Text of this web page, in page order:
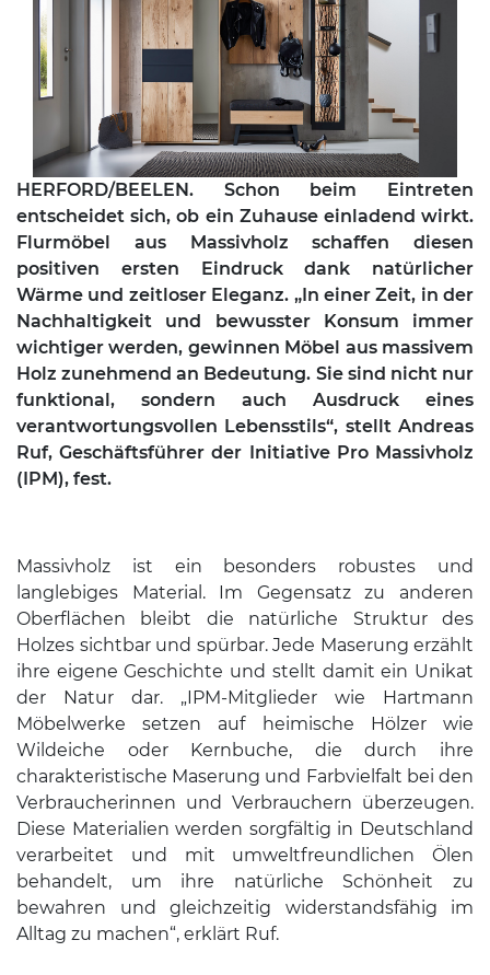
HERFORD/BEELEN. Schon beim Eintreten
entscheidet sich, ob ein Zuhause einladend wirkt.
Flurmöbel aus Massivholz schaffen diesen
positiven ersten Eindruck dank natürlicher
Wärme und zeitloser Eleganz. „In einer Zeit, in der
Nachhaltigkeit und bewusster Konsum immer
wichtiger werden, gewinnen Möbel aus massivem
Holz zunehmend an Bedeutung. Sie sind nicht nur
funktional, sondern auch Ausdruck eines
verantwortungsvollen Lebensstils“, stellt Andreas
Ruf, Geschäftsführer der Initiative Pro Massivholz
(IPM), fest.
Massivholz ist ein besonders robustes und
langlebiges Material. Im Gegensatz zu anderen
Oberflächen bleibt die natürliche Struktur des
Holzes sichtbar und spürbar. Jede Maserung erzählt
ihre eigene Geschichte und stellt damit ein Unikat
der Natur dar. „IPM-Mitglieder wie Hartmann
Möbelwerke setzen auf heimische Hölzer wie
Wildeiche oder Kernbuche, die durch ihre
charakteristische Maserung und Farbvielfalt bei den
Verbraucherinnen und Verbrauchern überzeugen.
Diese Materialien werden sorgfältig in Deutschland
verarbeitet und mit umweltfreundlichen Ölen
behandelt, um ihre natürliche Schönheit zu
bewahren und gleichzeitig widerstandsfähig im
Alltag zu machen“, erklärt Ruf.